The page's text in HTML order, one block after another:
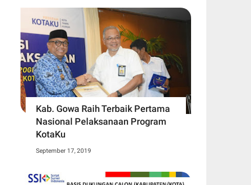
Kab. Gowa Raih Terbaik Pertama
Nasional Pelaksanaan Program
KotaKu
September 17, 2019